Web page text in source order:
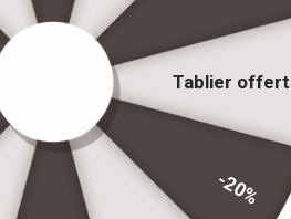
Tablier offert
-20%